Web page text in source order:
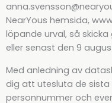
NearYous hemsida,
löpande urval, så
eller senast den 9
Med anledning av
dig att utesluta de
personnummer och